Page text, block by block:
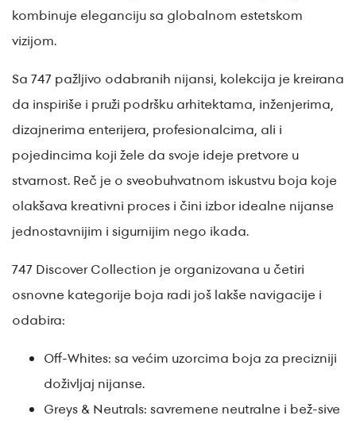
kombinuje eleganciju sa globalnom estetskom
vizijom.
Sa 747 pažljivo odabranih nijansi, kolekcija je kreirana
da inspiriše i pruži podršku arhitektama, inženjerima,
dizajnerima enterijera, profesionalcima, ali i
pojedincima koji žele da svoje ideje pretvore u
stvarnost. Reč je o sveobuhvatnom iskustvu boja koje
olakšava kreativni proces i čini izbor idealne nijanse
jednostavnijim i sigurnijim nego ikada.
747 Discover Collection je organizovana u četiri
osnovne kategorije boja radi još lakše navigacije i
odabira:
Off-Whites: sa većim uzorcima boja za precizniji
doživljaj nijanse.
Greys & Neutrals: savremene neutralne i bež-sive